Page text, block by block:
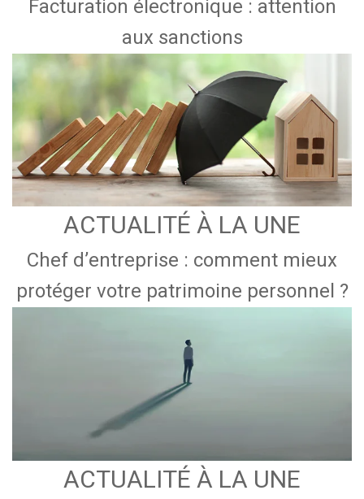
Facturation électronique : attention
aux sanctions
ACTUALITÉ À LA UNE
Chef d’entreprise : comment mieux
protéger votre patrimoine personnel ?
ACTUALITÉ À LA UNE